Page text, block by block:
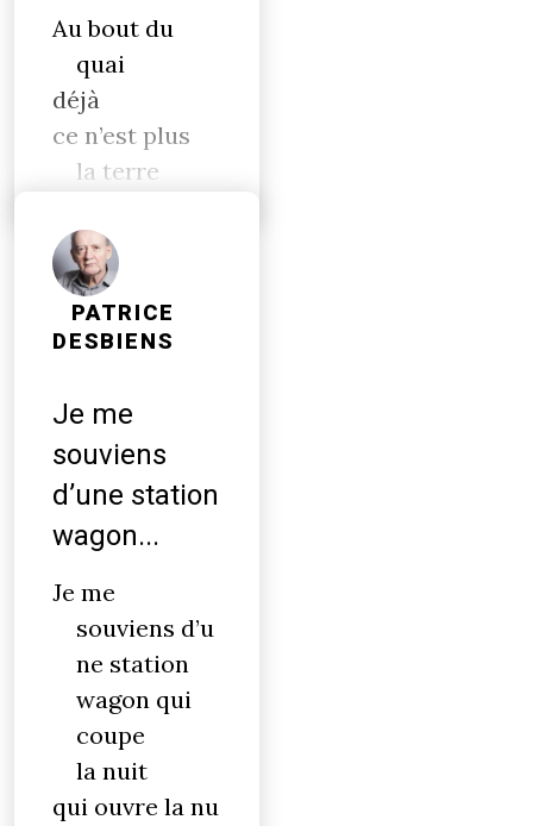
Au bout du
quai
déjà
ce n’est plus
la terre
PATRICE
DESBIENS
Je me
souviens
d’une station
wagon...
Je me
souviens d’u
ne station
wagon qui
coupe
la nuit
qui ouvre la nu